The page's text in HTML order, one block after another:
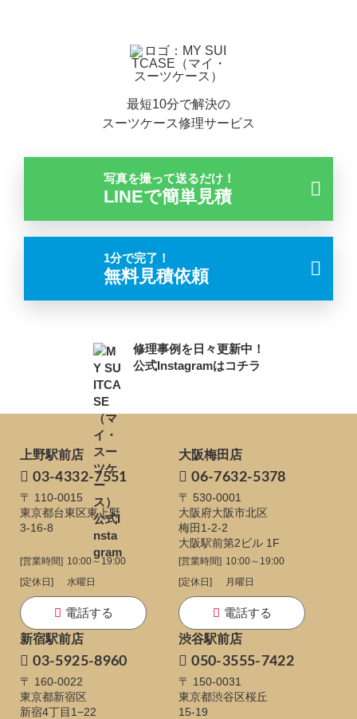
最短10分で解決の
スーツケース修理サービス
写真を撮って送るだけ！
LINEで簡単見積
1分で完了！
無料見積依頼
修理事例を日々更新中！
公式Instagramはコチラ
上野駅前店
03-4332-7551
〒 110-0015
東京都台東区東上野
3-16-8
[営業時間] 10:00～19:00
[定休日]
水曜日
電話する
大阪梅田店
06-7632-5378
〒 530-0001
大阪府大阪市北区
梅田1-2-2
大阪駅前第2ビル 1F
[営業時間] 10:00～19:00
[定休日]
月曜日
電話する
新宿駅前店
03-5925-8960
〒 160-0022
東京都新宿区
新宿4丁目1−22
渋谷駅前店
050-3555-7422
〒 150-0031
東京都渋谷区桜丘
15-19